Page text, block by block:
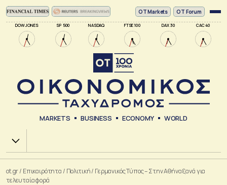
DOW JONES SP 500 NASDAQ FTSE 100 DAX 30 CAC 40
ΟΤ Markets OT Forum
MARKETS BUSINESS ECONOMY WORLD
Χ.Α.
ot.gr/ Επικαιρότητα / Πολιτική/ Γερμανικός Τύπος – Στην Αθήνα ξανά για
τελευταία φορά